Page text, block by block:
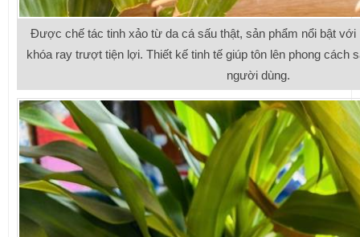
Được chế tác tinh xảo từ da cá sấu thật, sản phẩm nổi bật với
khóa ray trượt tiện lợi. Thiết kế tinh tế giúp tôn lên phong cách
người dùng.